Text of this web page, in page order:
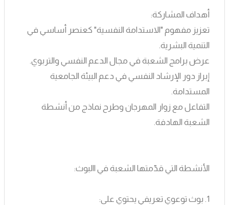
أهداف المشاركة:
تعزيز مفهوم "الاستدامة النفسية" كعنصر أساسي في
التنمية البشرية.
عرض برامج الشعبة في مجال الدعم النفسي والتربوي.
إبراز دور الإرشاد النفسي في دعم البيئة الجامعية
المستدامة.
التفاعل مع زوار المهرجان وطرح نماذج من أنشطة
الشعبة الهادفة.
الأنشطة التي قدّمتها الشعبة في االبوث:
1. بوث توعوي تعريفي يحتوي على: